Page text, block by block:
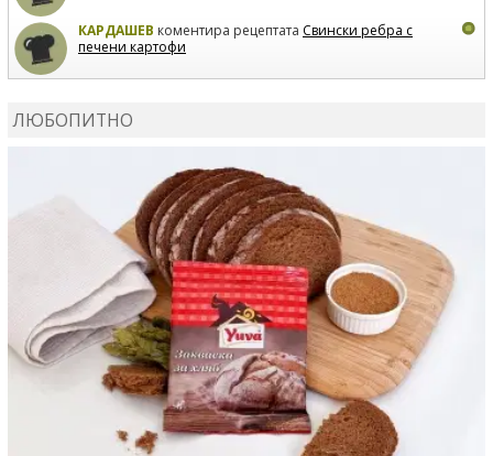
КАРДАШЕВ коментира рецептата Свински ребра с
печени картофи
ЛЮБОПИТНО